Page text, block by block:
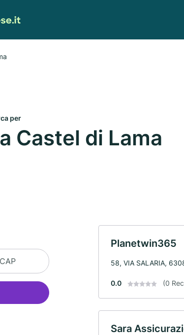
per
Castel di Lama
Planetwin365
58, VIA SALARIA,
0.0 (0
Sara